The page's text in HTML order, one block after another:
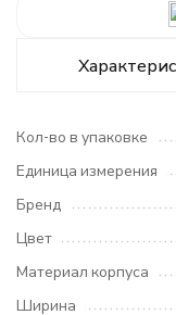
Кол-во в упаковке
Единица измерения
Бренд
Цвет
Материал корпуса
Ширина